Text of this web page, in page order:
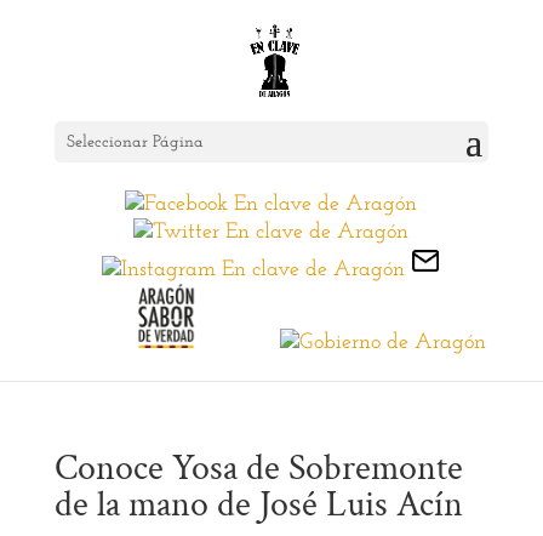
Seleccionar Página
Conoce Yosa de Sobremonte
de la mano de José Luis Acín